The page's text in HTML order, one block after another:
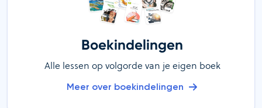
Boekindelingen
Alle lessen op volgorde van je eigen boek
Meer over boekindelingen